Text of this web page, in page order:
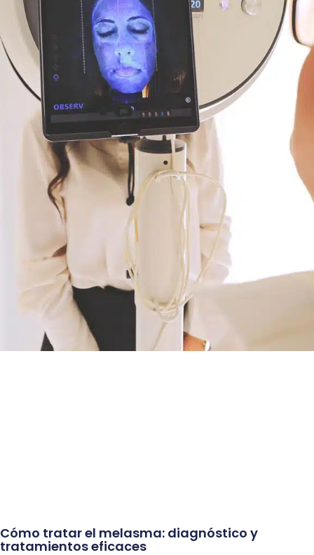
Cómo tratar el melasma: diagnóstico y
tratamientos eficaces